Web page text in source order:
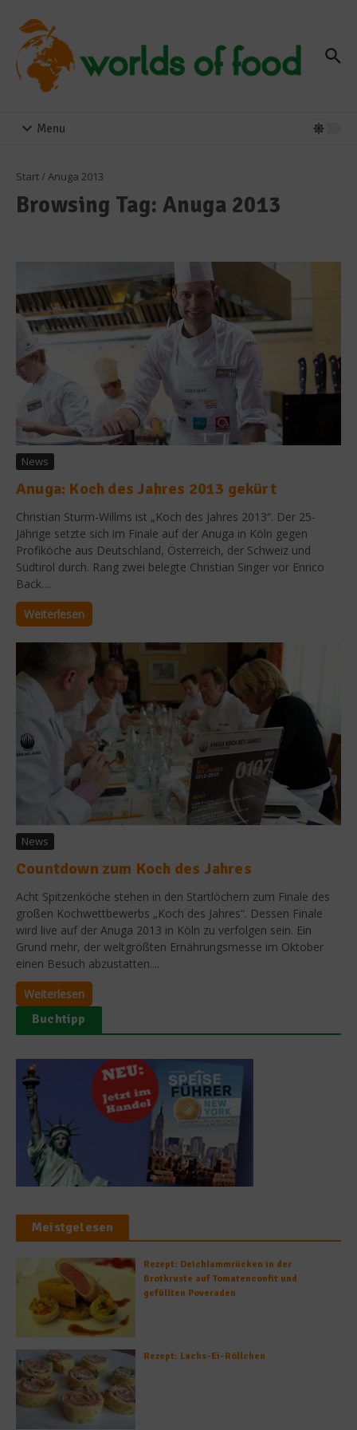
Menu
Start/ Anuga 2013
Browsing Tag: Anuga 2013
News
Anuga: Koch des Jahres 2013 gekürt
Christian Sturm-Willms ist „Koch des Jahres 2013“. Der 25-
Jährige setzte sich im Finale auf der Anuga in Köln gegen
Profiköche aus Deutschland, Österreich, der Schweiz und
Südtirol durch. Rang zwei belegte Christian Singer vor Enrico
Back....
Weiterlesen
News
Countdown zum Koch des Jahres
Acht Spitzenköche stehen in den Startlöchern zum Finale des
großen Kochwettbewerbs „Koch des Jahres“. Dessen Finale
wird live auf der Anuga 2013 in Köln zu verfolgen sein. Ein
Grund mehr, der weltgrößten Ernährungsmesse im Oktober
einen Besuch abzustatten....
Weiterlesen
Buchtipp
Meistgelesen
Rezept: Deichlammrücken in der
Brotkruste auf Tomatenconfit und
gefüllten Poveraden
Rezept: Lachs-Ei-Röllchen